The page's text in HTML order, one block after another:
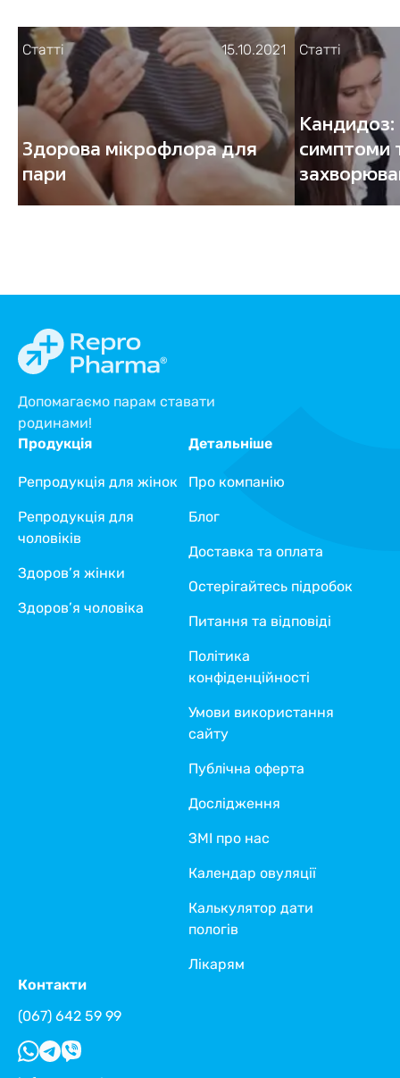
Статті 15.10.2021
Здорова мікрофлора для
пари
Статті
Кандидоз:
симптоми
Допомагаємо парам ставати
родинами!
Детальніше
Про компанію
Блог
Доставка та оплата
Остерігайтесь підробок
Питання та відповіді
Політика
конфіденційності
Умови використання
сайту
Публічна оферта
Дослідження
ЗМІ про нас
Календар овуляції
Калькулятор дати
пологів
Лікарям
Продукція
Репродукція для жінок
Репродукція для
чоловіків
Здоров’я жінки
Здоров’я чоловіка
Контакти
(067) 642 59 99